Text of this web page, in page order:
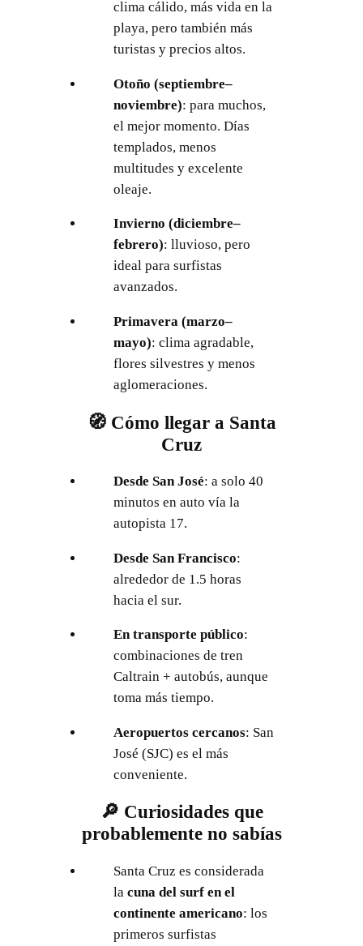
clima cálido, más vida en la
playa, pero también más
turistas y precios altos.
Otoño (septiembre–
noviembre): para muchos,
el mejor momento. Días
templados, menos
multitudes y excelente
oleaje.
Invierno (diciembre–
febrero): lluvioso, pero
ideal para surfistas
avanzados.
Primavera (marzo–
mayo): clima agradable,
flores silvestres y menos
aglomeraciones.
🧭 Cómo llegar a Santa
Cruz
Desde San José: a solo 40
minutos en auto vía la
autopista 17.
Desde San Francisco:
alrededor de 1.5 horas
hacia el sur.
En transporte público:
combinaciones de tren
Caltrain + autobús, aunque
toma más tiempo.
Aeropuertos cercanos: San
José (SJC) es el más
conveniente.
🔎 Curiosidades que
probablemente no sabías
Santa Cruz es considerada
la cuna del surf en el
continente americano: los
primeros surfistas